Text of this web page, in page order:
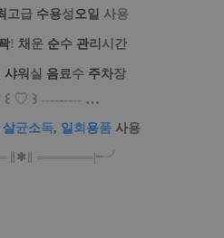
고급 수용성오일 사용
! 채 운 순수 관리 시간
샤워 실 음료수 주차장
꒰ ♡ ꒱ --------- …
살균소독, 일 회 용품 사용
✱ ═══════|╾╯